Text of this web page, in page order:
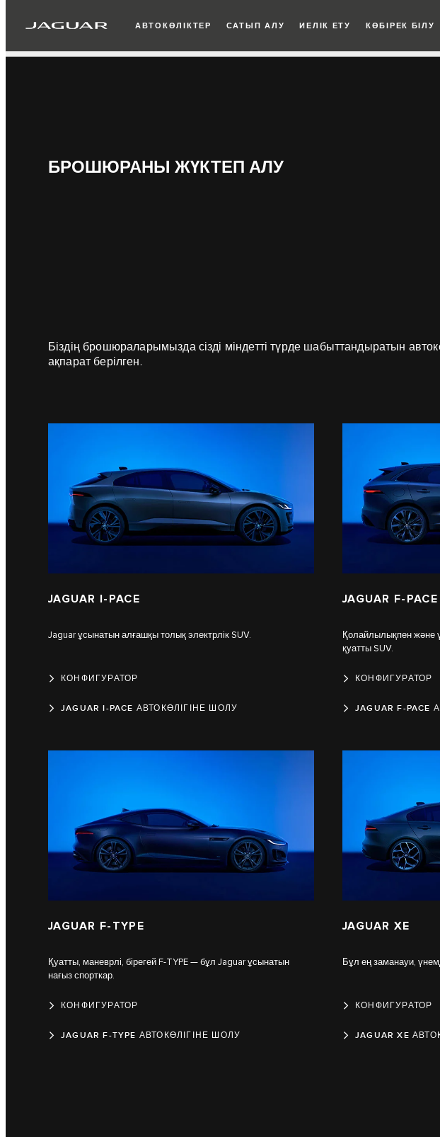
АВТОКӨЛІКТЕР САТЫП АЛУ ИЕЛІК ЕТУ КӨБІРЕК БІЛУ
БРОШЮРАНЫ ЖҮКТЕП АЛУ
Біздің брошюраларымызда сізді міндетті түрде шабыттандыратын
ақпарат берілген.
JAGUAR I-PACE
Jaguar ұсынатын алғашқы толық электрлік SUV.
КОНФИГУРАТОР
JAGUAR I-PACE АВТОКӨЛІГІНЕ ШОЛУ
JAGUAR F-PACE
Қолайлылықпен және
қуатты SUV.
КОНФИГУРАТОР
JAGUAR F-
JAGUAR F-TYPE
Қуатты, маневрлі, бірегей F-TYPE — бұл Jaguar ұсынатын
нағыз спорткар.
КОНФИГУРАТОР
JAGUAR F-TYPE АВТОКӨЛІГІНЕ ШОЛУ
JAGUAR XE
Бұл ең заманауи,
КОНФИГУРАТОР
JAGUAR XE